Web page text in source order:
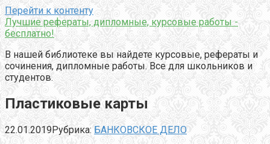
Перейти к контенту
Лучшие рефераты, дипломные, курсовые работы -
бесплатно!
В нашей библиотеке вы найдете курсовые, рефераты и
сочинения, дипломные работы. Все для школьников и
студентов.
Пластиковые карты
22.01.2019Рубрика: БАНКОВСКОЕ ДЕЛО